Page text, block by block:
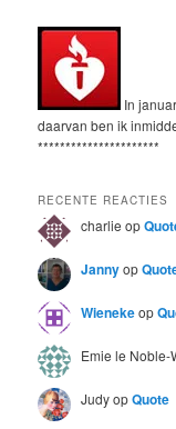
In
daarvan ben ik
**********************
RECENTE REACTIES
charlie op
Jannyop
Wienekeop
Emie le Noble-
JudyopQuote